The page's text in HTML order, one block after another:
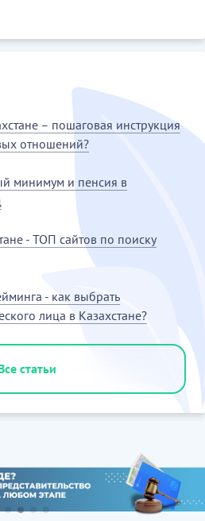
– пошаговая инструкция
отношений?
минимум и пенсия в
- ТОП сайтов по поиску
- как выбрать
лица в Казахстане?
статьи